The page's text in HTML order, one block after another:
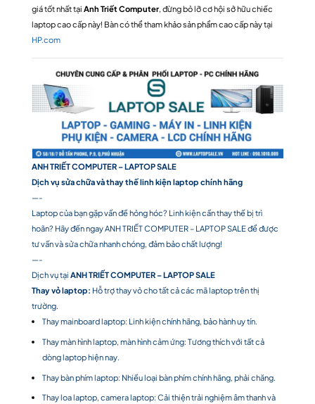
giá tốt nhất tại Anh Triết Computer, đừng bỏ lỡ cơ hội sở hữu chiếc
laptop cao cấp này! Bàn có thể tham khảo sản phẩm cao cấp này tại
HP.com
ANH TRIẾT COMPUTER – LAPTOP SALE
Dịch vụ sửa chữa và thay thế linh kiện laptop chính hãng
—-
Laptop của bạn gặp vấn đề hỏng hóc? Linh kiện cần thay thế bị trì
hoãn? Hãy đến ngay ANH TRIẾT COMPUTER – LAPTOP SALE để được
tư vấn và sửa chữa nhanh chóng, đảm bảo chất lượng!
—-
Dịch vụ tại ANH TRIẾT COMPUTER – LAPTOP SALE
Thay vỏ laptop: Hỗ trợ thay vỏ cho tất cả các mã laptop trên thị
trường.
Thay mainboard laptop: Linh kiện chính hãng, bảo hành uy tín.
Thay màn hình laptop, màn hình cảm ứng: Tương thích với tất cả
dòng laptop hiện nay.
Thay bàn phím laptop: Nhiều loại bàn phím chính hãng, phải chăng.
Thay loa laptop, camera laptop: Cải thiện trải nghiệm âm thanh và